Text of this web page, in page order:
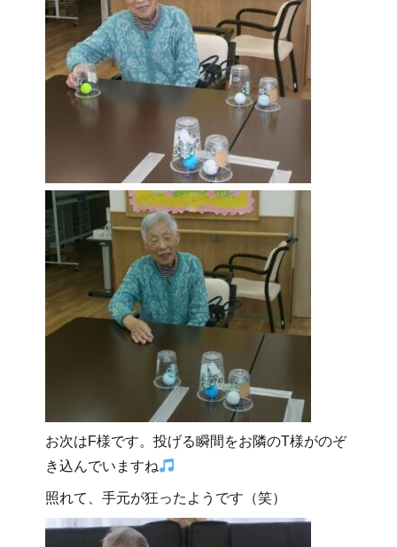
お次はF様です。投げる瞬間をお隣のT様がのぞ
き込んでいますね
照れて、手元が狂ったようです（笑）